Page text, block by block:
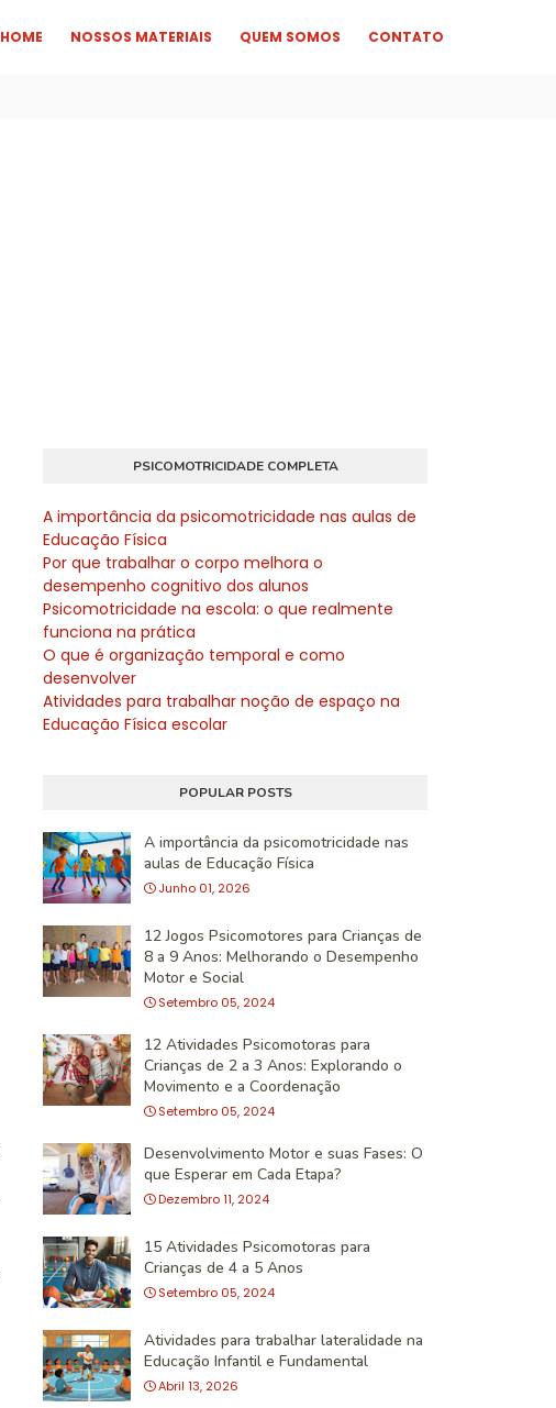
HOME NOSSOS MATERIAIS QUEM SOMOS CONTATO
PSICOMOTRICIDADE COMPLETA
A importância da psicomotricidade nas aulas de
Educação Física
Por que trabalhar o corpo melhora o
desempenho cognitivo dos alunos
Psicomotricidade na escola: o que realmente
funciona na prática
O que é organização temporal e como
desenvolver
Atividades para trabalhar noção de espaço na
Educação Física escolar
POPULAR POSTS
A importância da psicomotricidade nas
aulas de Educação Física
Junho 01, 2026
12 Jogos Psicomotores para Crianças de
8 a 9 Anos: Melhorando o Desempenho
Motor e Social
Setembro 05, 2024
12 Atividades Psicomotoras para
Crianças de 2 a 3 Anos: Explorando o
Movimento e a Coordenação
Setembro 05, 2024
Desenvolvimento Motor e suas Fases: O
que Esperar em Cada Etapa?
Dezembro 11, 2024
15 Atividades Psicomotoras para
Crianças de 4 a 5 Anos
Setembro 05, 2024
Atividades para trabalhar lateralidade na
Educação Infantil e Fundamental
Abril 13, 2026